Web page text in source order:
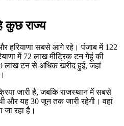
कुछ राज्य
हरियाणा सबसे आगे रहे। पंजाब में 122
में 72 लाख मीट्रिक टन गेहूं की
लाख टन से अधिक खरीद हुई, जहां
जारी है, जबकि राजस्थान में सबसे
और यह 30 जून तक जारी रहेगी। वहां
जा रहा है।